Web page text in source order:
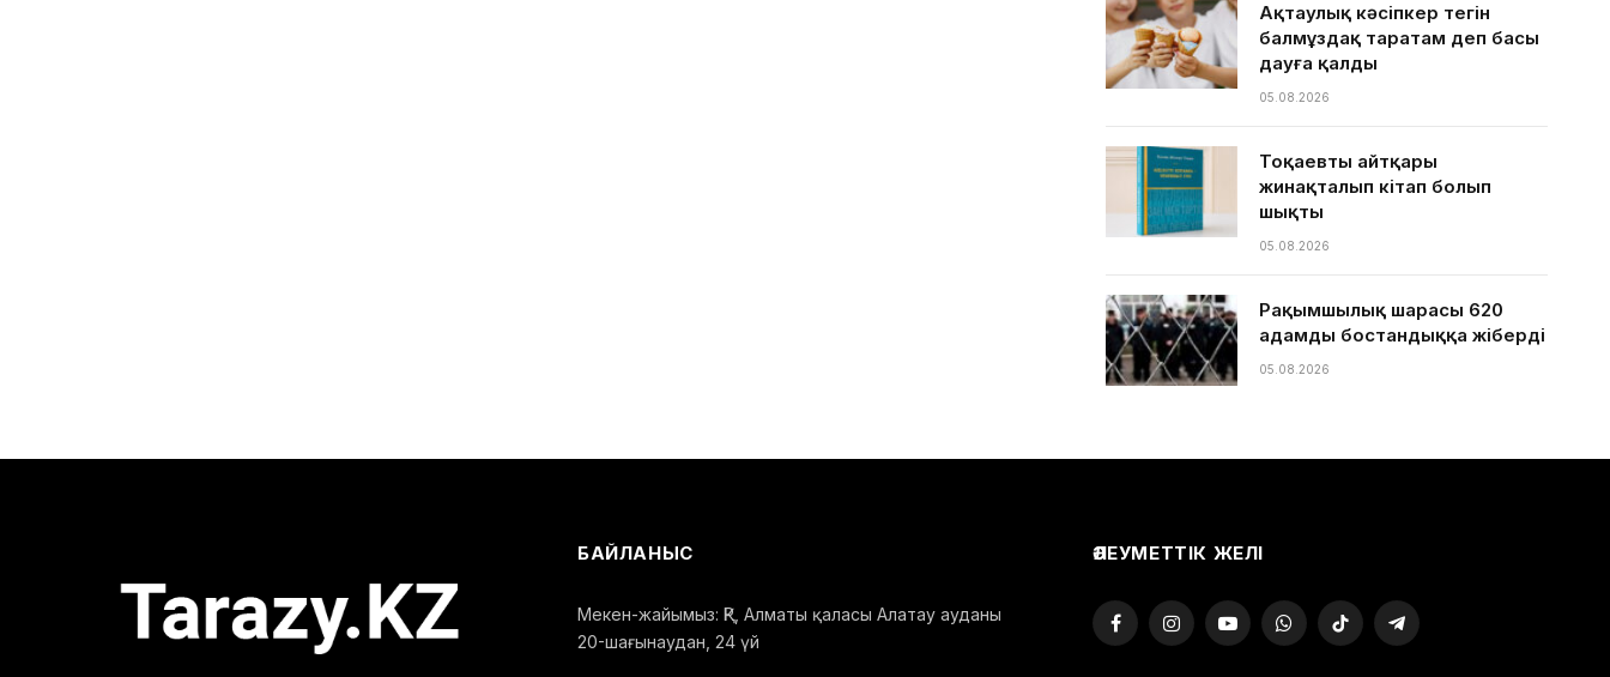
Ақтаулық кәсіпкер тегін
балмұздақ таратам деп басы
дауға қалды
05.08.2026
Тоқаевтың айтқары
жинақталып кітап болып
шықты
05.08.2026
Рақымшылық шарасы 620
адамды бостандыққа жіберді
05.08.2026
БАЙЛАНЫС
Мекен-жайымыз: ҚР, Алматы қаласы Алатау ауданы
20-шағынаудан, 24 үй
ӘЛЕУМЕТТІК ЖЕЛІ
FacebookInstagramYouTubeWhatsAppTikTok Telegram